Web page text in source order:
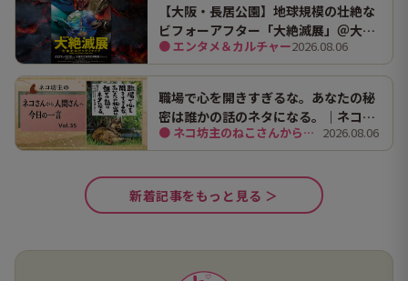
【大阪・長居公園】地球規模の壮絶な
ビフォーアフター「大絶滅展」＠大阪
市立自然史博物館
● エンタメ＆カルチャー2026.08.06
職場で心を開きすぎるな。あなたの秘
密は誰かの話のネタになる。｜ネコ坊
主の今日の一言 Vol.35● ネコ坊主のねこさんから人間さんへ今日の一言 2026.08.06
新着記事をもっと見る ＞